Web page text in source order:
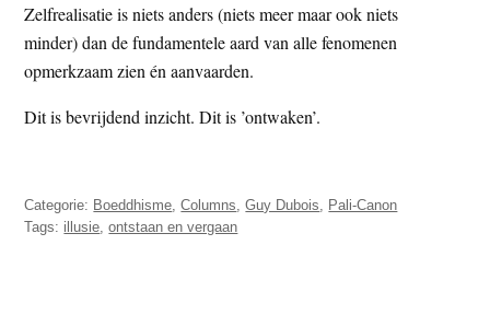
Zelfrealisatie is niets anders (niets meer maar ook niets
minder) dan de fundamentele aard van alle fenomenen
opmerkzaam zien én aanvaarden.
Dit is bevrijdend inzicht. Dit is ’ontwaken’.
Categorie: Boeddhisme ,Columns ,Guy Dubois
Pali-Canon
Tags: illusie ,ontstaan en vergaan